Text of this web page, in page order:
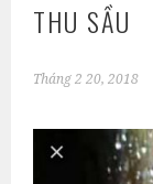
THU SẦU
Tháng 2 20, 2018